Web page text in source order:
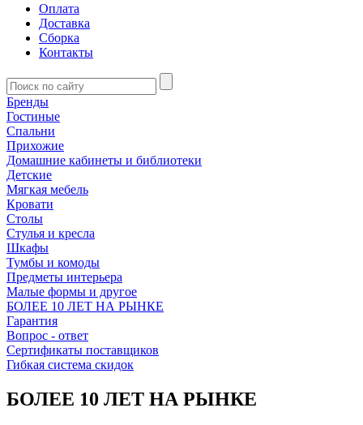
Оплата
Доставка
Сборка
Контакты
Бренды
Гостиные
Спальни
Прихожие
Домашние кабинеты и библиотеки
Детские
Мягкая мебель
Кровати
Столы
Стулья и кресла
Шкафы
Тумбы и комоды
Предметы интерьера
Малые формы и другое
БОЛЕЕ 10 ЛЕТ НА РЫНКЕ
Гарантия
Вопрос - ответ
Сертификаты поставщиков
Гибкая система скидок
БОЛЕЕ 10 ЛЕТ НА РЫНКЕ